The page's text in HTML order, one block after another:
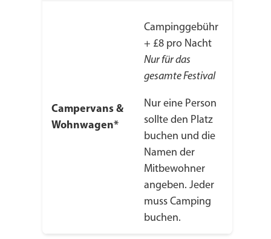
Campervans &
Wohnwagen*
Campinggebühr
+ £8 pro Nacht
Nur für das
gesamte Festival
Nur eine Person
sollte den Platz
buchen und die
Namen der
Mitbewohner
angeben. Jeder
muss Camping
buchen.